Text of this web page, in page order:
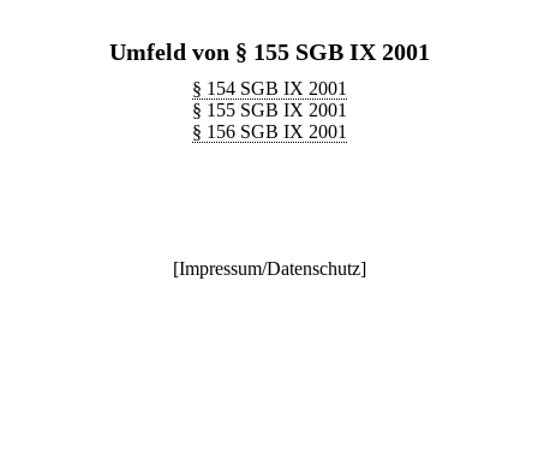
Umfeld von § 155 SGB IX 2001
§ 154 SGB IX 2001
§ 155 SGB IX 2001
§ 156 SGB IX 2001
[Impressum/Datenschutz]